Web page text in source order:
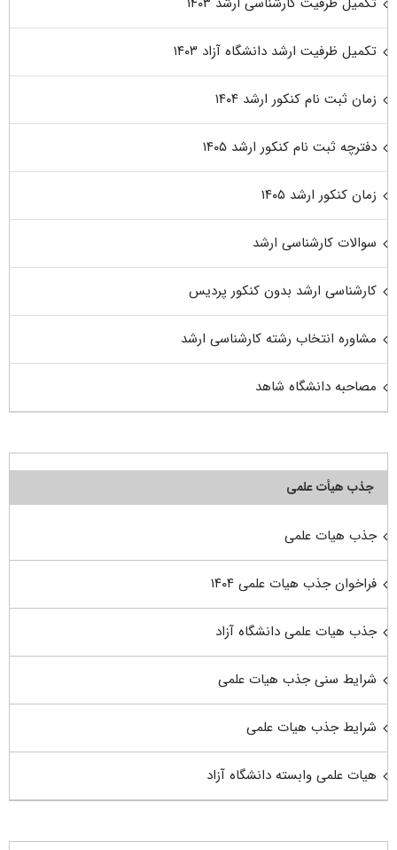
تکمیل ظرفیت ارشد دانشگاه آزاد ۱۴۰۳
زمان ثبت نام کنکور ارشد ۱۴۰۴
دفترچه ثبت نام کنکور ارشد ۱۴۰۵
زمان کنکور ارشد ۱۴۰۵
سوالات کارشناسی ارشد
کارشناسی ارشد بدون کنکور پردیس
مشاوره انتخاب رشته کارشناسی ارشد
مصاحبه دانشگاه شاهد
جذب هیأت علمی
جذب هیات علمی
فراخوان جذب هیات علمی ۱۴۰۴
جذب هیات علمی دانشگاه آزاد
شرایط سنی جذب هیات علمی
شرایط جذب هیات علمی
هیات علمی وابسته دانشگاه آزاد